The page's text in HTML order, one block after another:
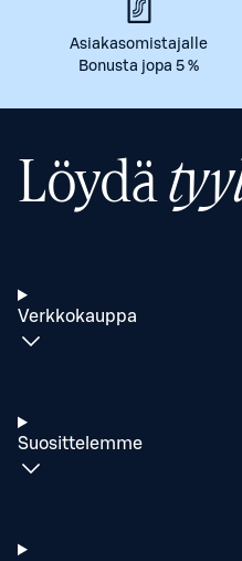
Asiakasomistajalle
Bonusta jopa 5 %
Löydä
Verkkokauppa
Suosittelemme